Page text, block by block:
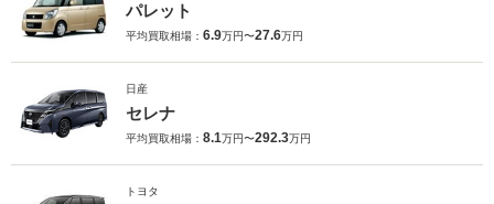
パレット
平均買取相場： 6.9万円〜27.6万円
日産
セレナ
平均買取相場： 8.1万円〜292.3万円
トヨタ